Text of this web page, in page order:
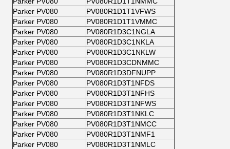
Parker PV080
PV080R1D1T1VFWS
Parker PV080
PV080R1D1T1VMMC
Parker PV080
PV080R1D3C1NGLA
Parker PV080
PV080R1D3C1NKLA
Parker PV080
PV080R1D3C1NKLW
Parker PV080
PV080R1D3CDNMMC
Parker PV080
PV080R1D3DFNUPP
Parker PV080
PV080R1D3T1NFDS
Parker PV080
PV080R1D3T1NFHS
Parker PV080
PV080R1D3T1NFWS
Parker PV080
PV080R1D3T1NKLC
Parker PV080
PV080R1D3T1NMCC
Parker PV080
PV080R1D3T1NMF1
Parker PV080
PV080R1D3T1NMLC